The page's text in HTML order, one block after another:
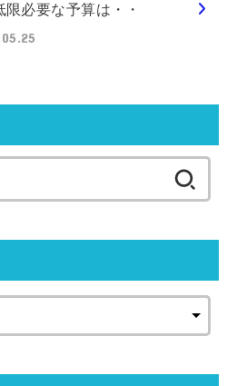
限必要な予算は・・
索: